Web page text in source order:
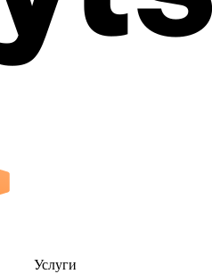
Услуги